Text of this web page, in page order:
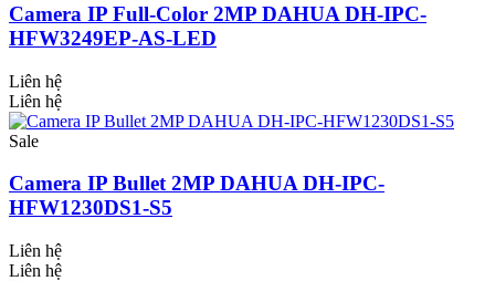
Camera IP Full-Color 2MP DAHUA DH-IPC-
HFW3249EP-AS-LED
Liên hệ
Liên hệ
Sale
Camera IP Bullet 2MP DAHUA DH-IPC-
HFW1230DS1-S5
Liên hệ
Liên hệ